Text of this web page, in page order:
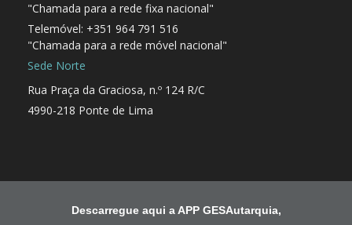
"Chamada para a rede fixa nacional"
Telemóvel: +351 964 791 516
"Chamada para a rede móvel nacional"
Sede Norte
Rua Praça da Graciosa, n.º 124 R/C
4990-218 Ponte de Lima
Descarregue aqui a APP GESAutarquia,